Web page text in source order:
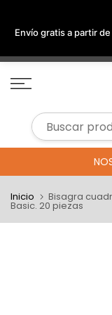
Envío gratis a partir de
Saltar
al
Inicio Bisagra
Basic. 20 piezas